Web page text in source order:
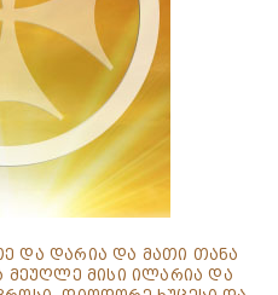
და დარია და მათი თანა
მეუღლე მისი ილარია და